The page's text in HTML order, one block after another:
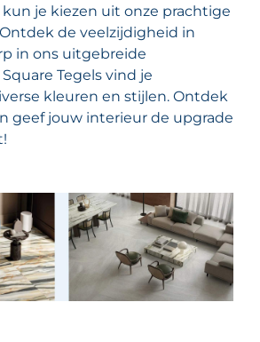
je kiezen uit onze prachtige
de veelzijdigheid in
in ons uitgebreide
Tegels vind je
kleuren en stijlen. Ontdek
geef jouw interieur de upgrade